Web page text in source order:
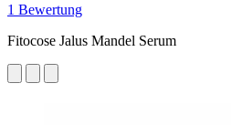
1 Bewertung
Fitocose Jalus Mandel Serum